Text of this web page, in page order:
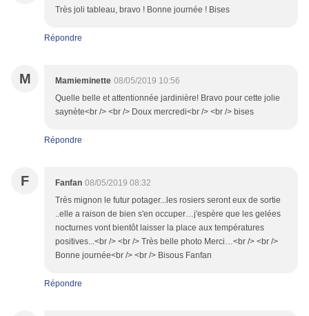
Très joli tableau, bravo ! Bonne journée ! Bises
Répondre
M Mamieminette 08/05/2019 10:56
Quelle belle et attentionnée jardinière! Bravo pour cette jolie
saynète<br /> <br /> Doux mercredi<br /> <br /> bises
Répondre
F Fanfan 08/05/2019 08:32
Très mignon le futur potager...les rosiers seront eux de sortie
..elle a raison de bien s'en occuper…j'espère que les gelées
nocturnes vont bientôt laisser la place aux températures
positives...<br /> <br /> Très belle photo Merci…<br /> <br />
Bonne journée<br /> <br /> Bisous Fanfan
Répondre